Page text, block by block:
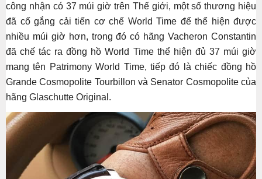
công nhận có 37 múi giờ trên Thế giới, một số thương hiệu
đã cố gắng cải tiến cơ chế World Time để thể hiện được
nhiều múi giờ hơn, trong đó có hãng Vacheron Constantin
đã chế tác ra đồng hồ World Time thể hiện đủ 37 múi giờ
mang tên Patrimony World Time, tiếp đó là chiếc đồng hồ
Grande Cosmopolite Tourbillon và Senator Cosmopolite của
hãng Glaschutte Original.